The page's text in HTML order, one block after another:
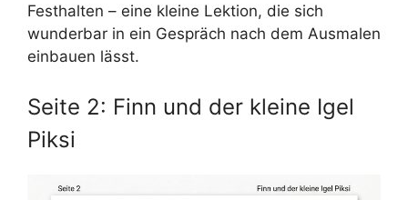
Festhalten – eine kleine Lektion, die sich
wunderbar in ein Gespräch nach dem Ausmalen
einbauen lässt.
Seite 2: Finn und der kleine Igel
Piksi